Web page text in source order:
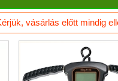
vásárlás előtt mindig